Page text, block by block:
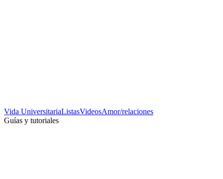
Vida UniversitariaListasVideosAmor/relaciones
Guías y tutoriales